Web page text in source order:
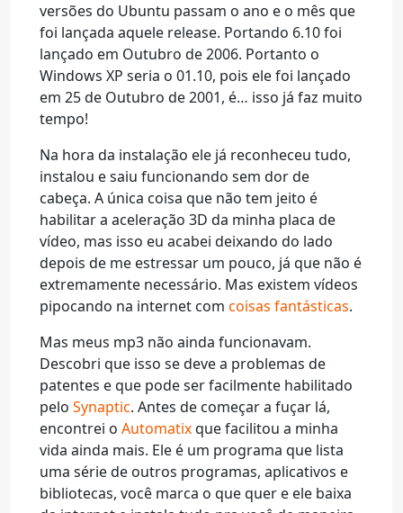
versões do Ubuntu passam o ano e o mês que
foi lançada aquele release. Portando 6.10 foi
lançado em Outubro de 2006. Portanto o
Windows XP seria o 01.10, pois ele foi lançado
em 25 de Outubro de 2001, é… isso já faz muito
tempo!
Na hora da instalação ele já reconheceu tudo,
instalou e saiu funcionando sem dor de
cabeça. A única coisa que não tem jeito é
habilitar a aceleração 3D da minha placa de
vídeo, mas isso eu acabei deixando do lado
depois de me estressar um pouco, já que não é
extremamente necessário. Mas existem vídeos
pipocando na internet com coisas fantásticas.
Mas meus mp3 não ainda funcionavam.
Descobri que isso se deve a problemas de
patentes e que pode ser facilmente habilitado
pelo Synaptic. Antes de começar a fuçar lá,
encontrei o Automatixque facilitou a minha
vida ainda mais. Ele é um programa que lista
uma série de outros programas, aplicativos e
bibliotecas, você marca o que quer e ele baixa